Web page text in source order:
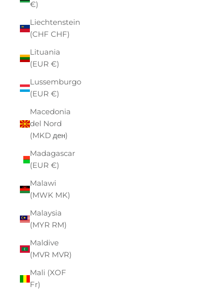
€)
Liechtenstein
(CHF CHF)
Lituania
(EUR €)
Lussemburgo
(EUR €)
Macedonia
del Nord
(MKD ден)
Madagascar
(EUR €)
Malawi
(MWK MK)
Malaysia
(MYR RM)
Maldive
(MVR MVR)
Mali (XOF
Fr)